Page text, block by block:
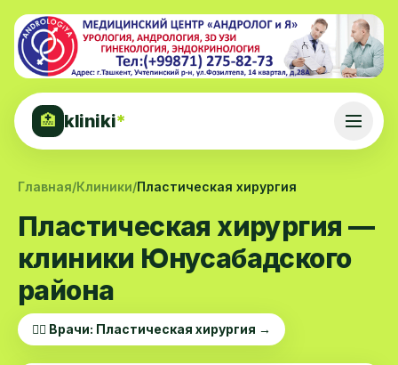
🏥 kliniki*
Главная/Клиники/Пластическая хирургия
Пластическая хирургия —
клиники Юнусабадского
района
👨‍⚕️ Врачи: Пластическая хирургия →